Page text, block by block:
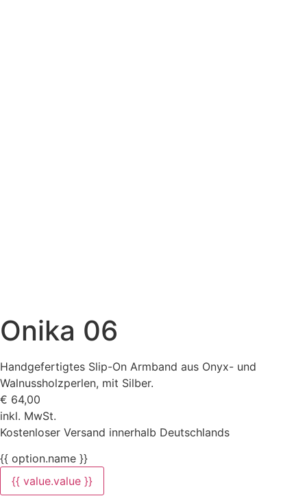
Onika 06
Handgefertigtes Slip-On Armband aus Onyx- und
Walnussholzperlen, mit Silber.
€ 64,00
inkl. MwSt.
Kostenloser Versand innerhalb Deutschlands
{{ option.name }}
{{ value.value }}